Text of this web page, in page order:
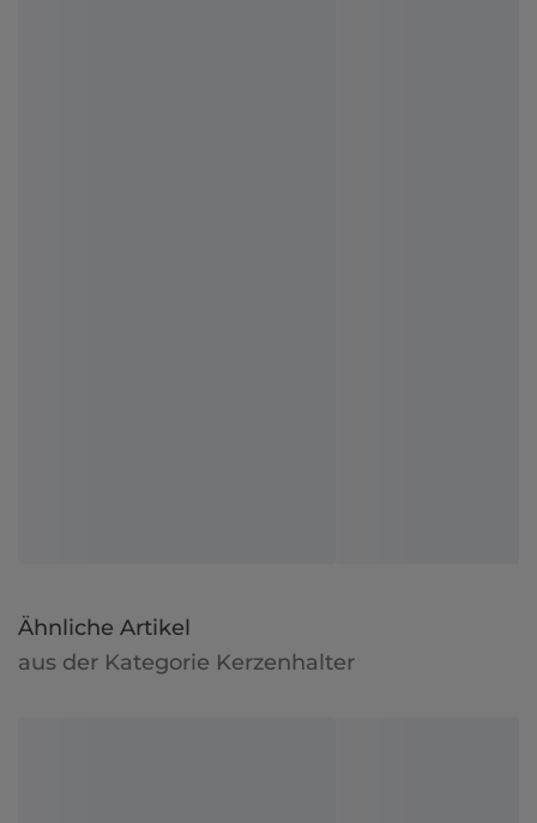
Ähnliche Artikel
aus der Kategorie Kerzenhalter